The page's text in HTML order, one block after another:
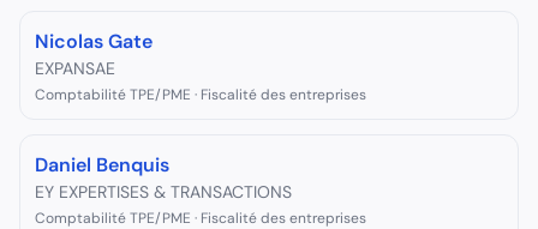
Nicolas Gate
EXPANSAE
Comptabilité TPE/PME · Fiscalité des entreprises
Daniel Benquis
EY EXPERTISES & TRANSACTIONS
Comptabilité TPE/PME · Fiscalité des entreprises